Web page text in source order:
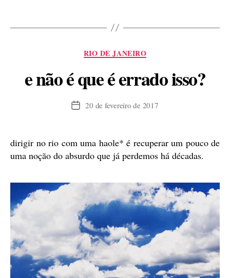
de
Categorias
RIO DE JANEIRO
e não é que é errado isso?
Data20 de fevereiro de 2017
dirigir no rio com uma haole* é recuperar um pouco de
uma noção do absurdo que já perdemos há décadas.